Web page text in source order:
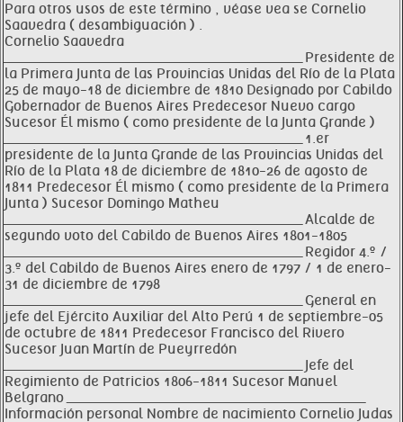
Para otros usos de este término , véase vea se Cornelio
Saavedra ( desambiguación ) .
Cornelio Saavedra
__________________________________________________________________ Presidente de
la Primera Junta de las Provincias Unidas del Río de la Plata
25 de mayo-18 de diciembre de 1810 Designado por Cabildo
Gobernador de Buenos Aires Predecesor Nuevo cargo
Sucesor Él mismo ( como presidente de la Junta Grande )
__________________________________________________________________ 1.er
presidente de la Junta Grande de las Provincias Unidas del
Río de la Plata 18 de diciembre de 1810-26 de agosto de
1811 Predecesor Él mismo ( como presidente de la Primera
Junta ) Sucesor Domingo Matheu
__________________________________________________________________ Alcalde de
segundo voto del Cabildo de Buenos Aires 1801-1805
__________________________________________________________________ Regidor 4.º /
3.º del Cabildo de Buenos Aires enero de 1797 / 1 de enero-
31 de diciembre de 1798
__________________________________________________________________ General en
jefe del Ejército Auxiliar del Alto Perú 1 de septiembre-05
de octubre de 1811 Predecesor Francisco del Rivero
Sucesor Juan Martín de Pueyrredón
__________________________________________________________________ Jefe del
Regimiento de Patricios 1806-1811 Sucesor Manuel
Belgrano __________________________________________________________________
Información personal Nombre de nacimiento Cornelio Judas